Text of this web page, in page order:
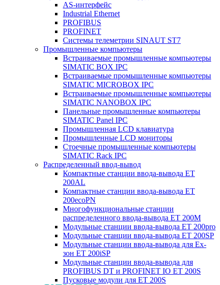
AS-интерфейс
Industrial Ethernet
PROFIBUS
PROFINET
Системы телеметрии SINAUT ST7
Промышленные компьютеры
Встраиваемые промышленные компьютеры
SIMATIC BOX IPC
Встраиваемые промышленные компьютеры
SIMATIC MICROBOX IPC
Встраиваемые промышленные компьютеры
SIMATIC NANOBOX IPC
Панельные промышленные компьютеры
SIMATIC Panel IPC
Промышленная LCD клавиатура
Промышленные LCD мониторы
Стоечные промышленные компьютеры
SIMATIC Rack IPC
Распределенный ввод-вывод
Компактные станции ввода-вывода ET
200AL
Компактные станции ввода-вывода ET
200ecoPN
Многофункциональные станции
распределенного ввода-вывода ET 200M
Модульные станции ввода-вывода ET 200pro
Модульные станции ввода-вывода ET 200SP
Модульные станции ввода-вывода для Ex-
зон ET 200iSP
Модульные станции ввода-вывода для
PROFIBUS DT и PROFINET IO ET 200S
Пусковые модули для ET 200S